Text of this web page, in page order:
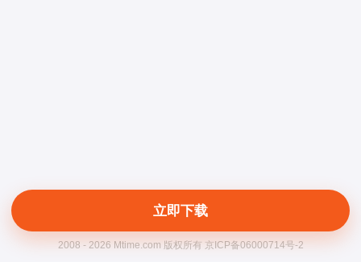
立即下载
2008 - 2026 Mtime.com 版权所有 京ICP备06000714号-2